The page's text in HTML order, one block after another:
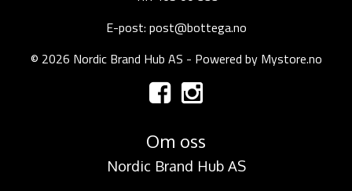
E-post: post@bottega.no
© 2026 Nordic Brand Hub AS - Powered by Mystore.no
Om oss
Nordic Brand Hub AS